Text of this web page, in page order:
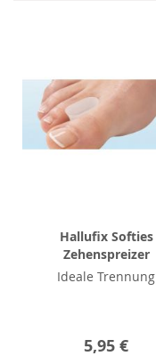
Hallufix Softies
Zehenspreizer
Ideale Trennung
5,95 €